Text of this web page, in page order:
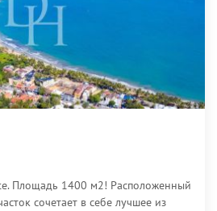
Площадь 1400 м2! Расположенный
сочетает в себе лучшее из